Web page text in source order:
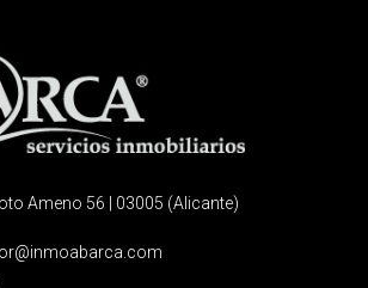
Ameno 56 | 03005 (Alicante)